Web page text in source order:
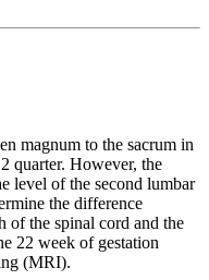
magnum to the sacrum in
quarter. However, the
level of the second lumbar
the difference
of the spinal cord and the
22 week of gestation
(MRI).